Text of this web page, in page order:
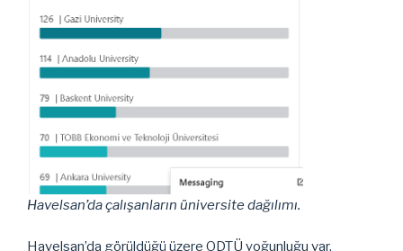
Havelsan’da çalışanların üniversite dağılımı.
Havelsan’da görüldüğü üzere ODTÜ yoğunluğu var.